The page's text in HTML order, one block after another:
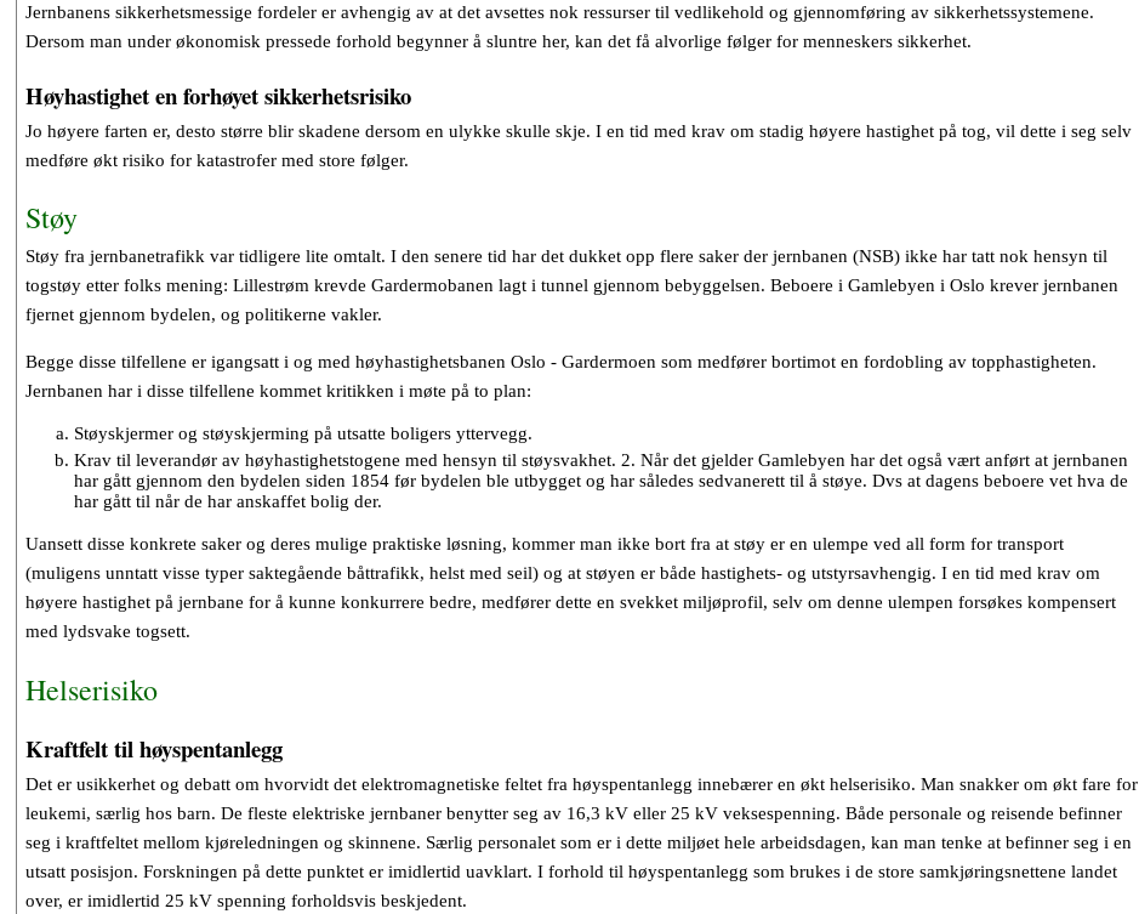
Jernbanens sikkerhetsmessige fordeler er avhengig av at det avsettes nok ressurser til vedlikehold og gjennomføring av sikkerhetssystemene.
Dersom man under økonomisk pressede forhold begynner å sluntre her, kan det få alvorlige følger for menneskers sikkerhet.
Høyhastighet en forhøyet sikkerhetsrisiko
Jo høyere farten er, desto større blir skadene dersom en ulykke skulle skje. I en tid med krav om stadig høyere hastighet på tog, vil dette i seg selv
medføre økt risiko for katastrofer med store følger.
Støy
Støy fra jernbanetrafikk var tidligere lite omtalt. I den senere tid har det dukket opp flere saker der jernbanen (NSB) ikke har tatt nok hensyn til
togstøy etter folks mening: Lillestrøm krevde Gardermobanen lagt i tunnel gjennom bebyggelsen. Beboere i Gamlebyen i Oslo krever jernbanen
fjernet gjennom bydelen, og politikerne vakler.
Begge disse tilfellene er igangsatt i og med høyhastighetsbanen Oslo - Gardermoen som medfører bortimot en fordobling av topphastigheten.
Jernbanen har i disse tilfellene kommet kritikken i møte på to plan:
Støyskjermer og støyskjerming på utsatte boligers yttervegg.
Krav til leverandør av høyhastighetstogene med hensyn til støysvakhet. 2. Når det gjelder Gamlebyen har det også vært anført at jernbanen
har gått gjennom den bydelen siden 1854 før bydelen ble utbygget og har således sedvanerett til å støye. Dvs at dagens beboere vet hva de
har gått til når de har anskaffet bolig der.
Uansett disse konkrete saker og deres mulige praktiske løsning, kommer man ikke bort fra at støy er en ulempe ved all form for transport
(muligens unntatt visse typer saktegående båttrafikk, helst med seil) og at støyen er både hastighets- og utstyrsavhengig. I en tid med krav om
høyere hastighet på jernbane for å kunne konkurrere bedre, medfører dette en svekket miljøprofil, selv om denne ulempen forsøkes kompensert
med lydsvake togsett.
Helserisiko
Kraftfelt til høyspentanlegg
Det er usikkerhet og debatt om hvorvidt det elektromagnetiske feltet fra høyspentanlegg innebærer en økt helserisiko. Man snakker om økt fare for
leukemi, særlig hos barn. De fleste elektriske jernbaner benytter seg av 16,3 kV eller 25 kV veksespenning. Både personale og reisende befinner
seg i kraftfeltet mellom kjøreledningen og skinnene. Særlig personalet som er i dette miljøet hele arbeidsdagen, kan man tenke at befinner seg i en
utsatt posisjon. Forskningen på dette punktet er imidlertid uavklart. I forhold til høyspentanlegg som brukes i de store samkjøringsnettene landet
over, er imidlertid 25 kV spenning forholdsvis beskjedent.